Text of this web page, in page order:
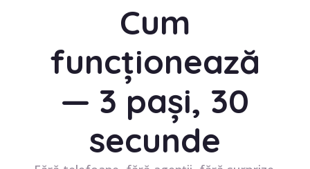
Cum
funcționează
— 3 pași, 30
secunde